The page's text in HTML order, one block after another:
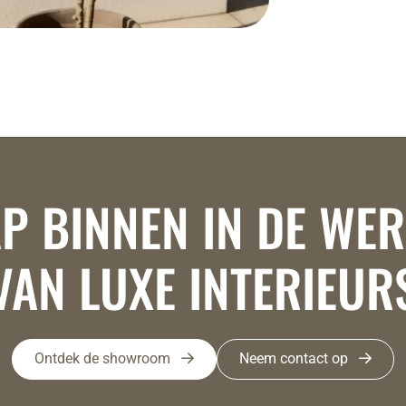
BINNEN IN DE
LUXE
Ontdek de showroom Neem contact op